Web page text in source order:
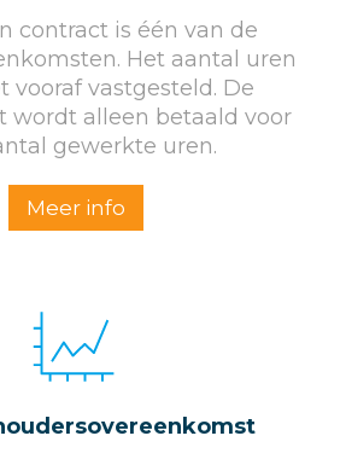
contract is één van de
Het aantal uren
vooraf vastgesteld. De
wordt alleen betaald voor
gewerkte uren.
Meer info